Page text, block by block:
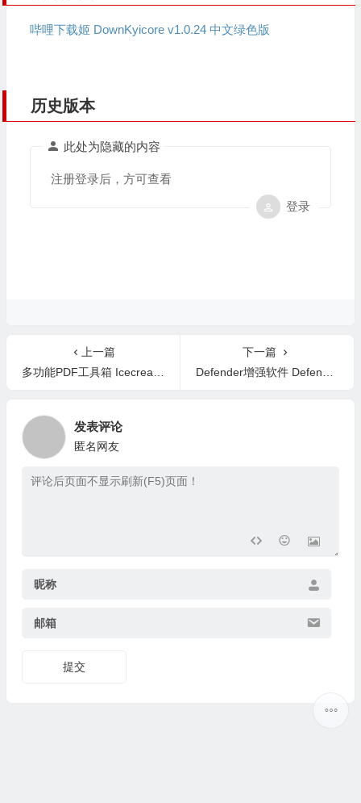
哔哩下载姬 DownKyicore v1.0.24 中文绿色版
历史版本
此处为隐藏的内容
注册登录后，方可查看
登录
上一篇
多功能PDF工具箱 Icecream PDF Candy Desktop Pro 3.18 中文版
下一篇
Defender增强软件 DefenderUI v2.05 中文版
发表评论
匿名网友
昵称
邮箱
提交